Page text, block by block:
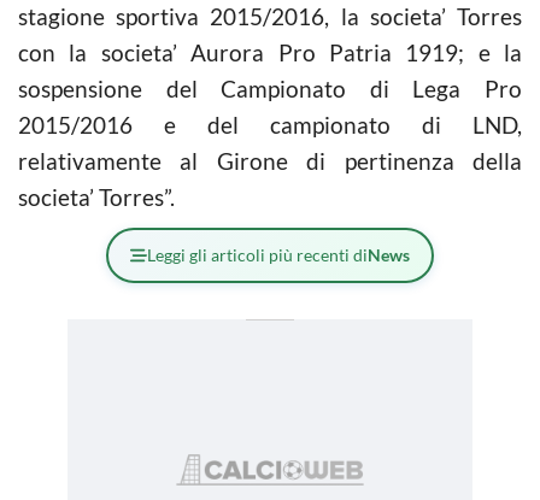
stagione sportiva 2015/2016, la societa’ Torres
con la societa’ Aurora Pro Patria 1919; e la
sospensione del Campionato di Lega Pro
2015/2016 e del campionato di LND,
relativamente al Girone di pertinenza della
societa’ Torres”.
Leggi gli articoli più recenti diNews